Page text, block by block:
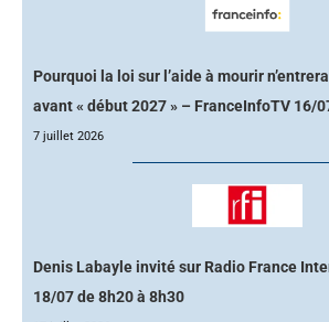
Pourquoi la loi sur l’aide à mourir
avant « début 2027 » – FranceInfoTV 16/
7 juillet 2026
Denis Labayle invité sur Radio France
18/07 de 8h20 à 8h30